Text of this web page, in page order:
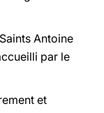
Antoine
par le
et